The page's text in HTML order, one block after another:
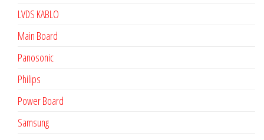
LVDS KABLO
Main Board
Panosonic
Philips
Power Board
Samsung